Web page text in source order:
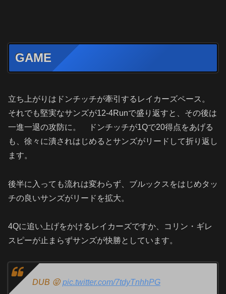
GAME
立ち上がりはドンチッチが牽引するレイカーズペース。
それでも堅実なサンズが12-4Runで盛り返すと、その後は
一進一退の攻防に。 ドンチッチが1Qで20得点をあげる
も、徐々に潰されはじめるとサンズがリードして折り返し
ます。
後半に入っても流れは変わらず、ブルックスをはじめタッ
チの良いサンズがリードを拡大。
4Qに追い上げをかけるレイカーズですか、コリン・ギレ
スピーが止まらずサンズが快勝としています。
DUB 😝 pic.twitter.com/7tdyTnhhPG